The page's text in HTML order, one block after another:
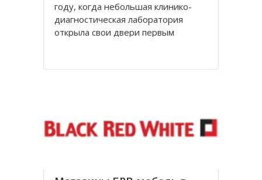
году, когда небольшая клинико-
диагностическая лаборатория
открыла свои двери первым
доросла до нового статуса, и в
Инвитро